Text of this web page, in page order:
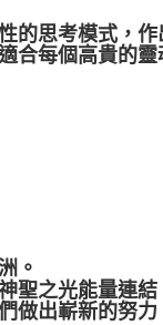
以上)免運費
的思考模式，作
合每個高貴的靈
。
聖之光能量連結
做出嶄新的努力